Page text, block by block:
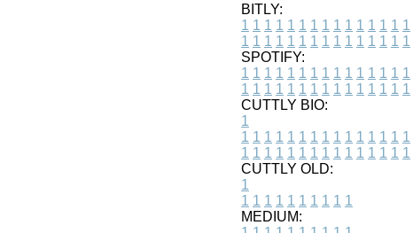
BITLY:
1 1 1 1 1 1 1 1 1 1 1 1 1 1 1
1 1 1 1 1 1 1 1 1 1 1 1 1 1 1
SPOTIFY:
1 1 1 1 1 1 1 1 1 1 1 1 1 1 1
1 1 1 1 1 1 1 1 1 1 1 1 1 1 1
CUTTLY BIO:
1
1 1 1 1 1 1 1 1 1 1 1 1 1 1 1
1 1 1 1 1 1 1 1 1 1 1 1 1 1 1
CUTTLY OLD:
1
1 1 1 1 1 1 1 1 1 1
MEDIUM: